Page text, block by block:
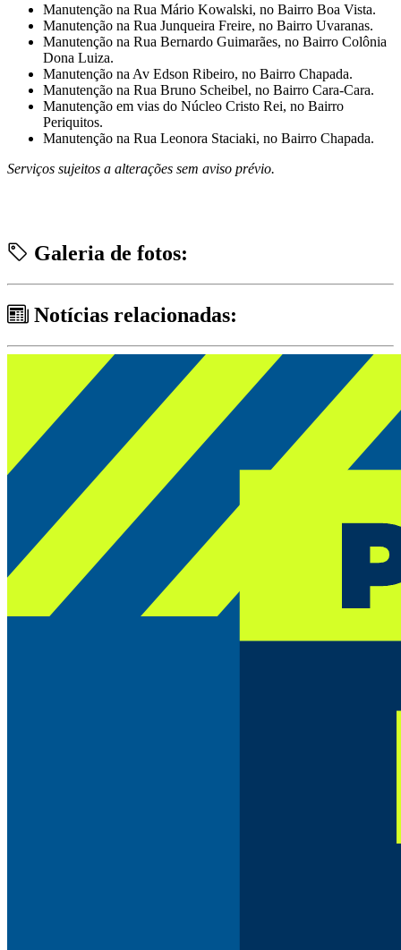
Manutenção na Rua Mário Kowalski, no Bairro Boa Vista.
Manutenção na Rua Junqueira Freire, no Bairro Uvaranas.
Manutenção na Rua Bernardo Guimarães, no Bairro Colônia
Dona Luiza.
Manutenção na Av Edson Ribeiro, no Bairro Chapada.
Manutenção na Rua Bruno Scheibel, no Bairro Cara-Cara.
Manutenção em vias do Núcleo Cristo Rei, no Bairro
Periquitos.
Manutenção na Rua Leonora Staciaki, no Bairro Chapada.
Serviços sujeitos a alterações sem aviso prévio.
Galeria de fotos:
Notícias relacionadas: